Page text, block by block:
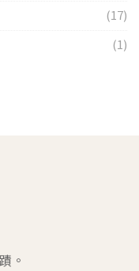
(17)
(1)
。